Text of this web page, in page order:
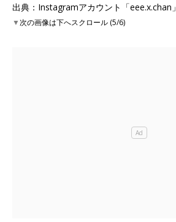
出典：Instagramアカウント「eee.x.chan」
▼次の画像は下へスクロール (5/6)